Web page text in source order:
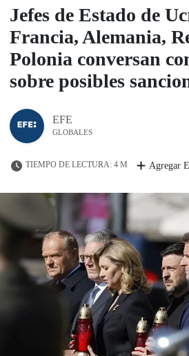
Jefes de Estado de
Francia, Alemania,
Polonia conversan
sobre posibles
EFE
GLOBALES
TIEMPO DE LECTURA: 4 M Agregar